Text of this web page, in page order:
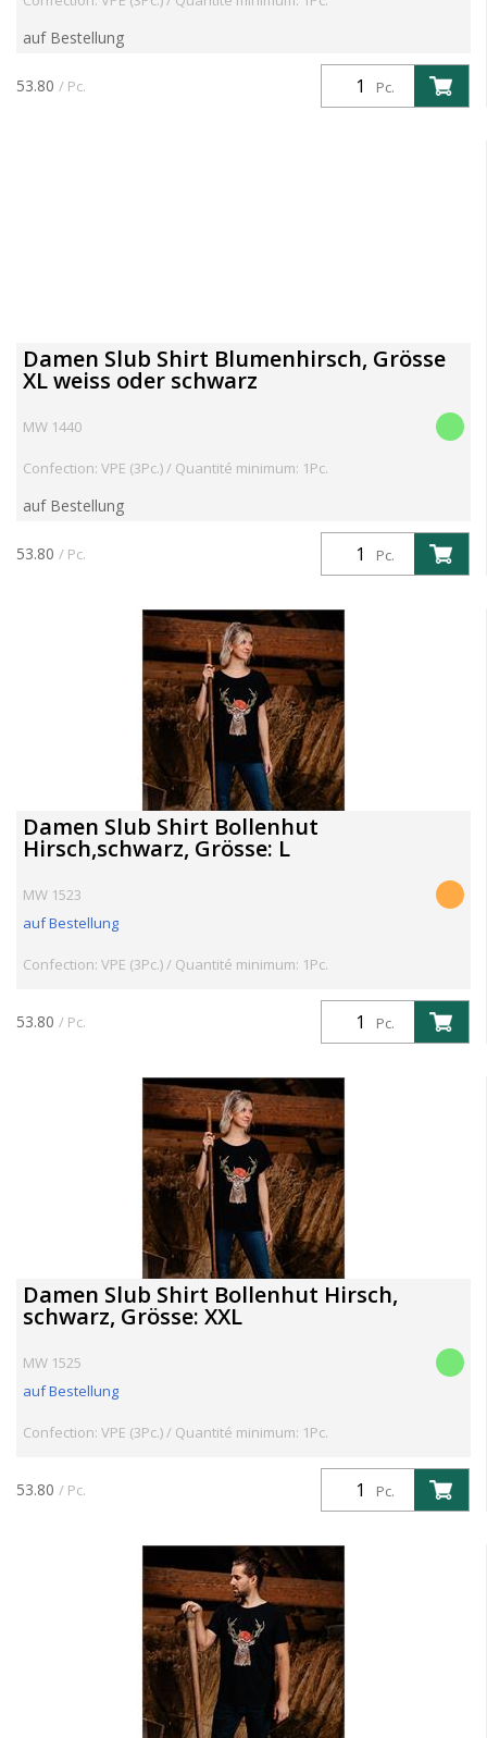
auf Bestellung
Pc.
53.80 / Pc.
Damen Slub Shirt Blumenhirsch, Grösse
XL weiss oder schwarz
MW 1440
Confection: VPE (3Pc.) / Quantité minimum: 1Pc.
auf Bestellung
Pc.
53.80 / Pc.
Damen Slub Shirt Bollenhut
Hirsch,schwarz, Grösse: L
MW 1523
auf Bestellung
Confection: VPE (3Pc.) / Quantité minimum: 1Pc.
Pc.
53.80 / Pc.
Damen Slub Shirt Bollenhut Hirsch,
schwarz, Grösse: XXL
MW 1525
auf Bestellung
Confection: VPE (3Pc.) / Quantité minimum: 1Pc.
Pc.
53.80 / Pc.